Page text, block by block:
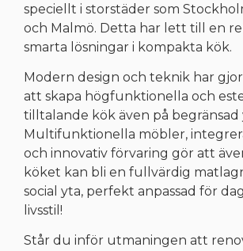
speciellt i storstäder som
och Malmö. Detta har lett till en
smarta lösningar i kompakta kök.
Modern design och teknik har
att skapa högfunktionella och
tilltalande kök även på begränsad
Multifunktionella möbler,
och innovativ förvaring gör att
köket kan bli en fullvärdig
social yta, perfekt anpassad för
livsstil!
Står du inför utmaningen att